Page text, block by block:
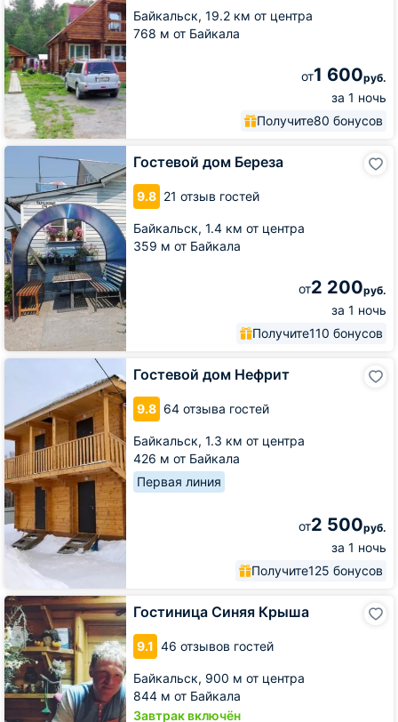
Байкальск, 19.2 км от центра
768 м от Байкала
от1 600руб.
за 1 ночь
Получите80 бонусов
подворье
Гостевой дом Береза
9.8 21 отзыв гостей
Байкальск, 1.4 км от центра
359 м от Байкала
от2 200руб.
за 1 ночь
Получите110 бонусов
Гостевой
Береза
Гостевой дом Нефрит
9.8 64 отзыва гостей
Байкальск, 1.3 км от центра
426 м от Байкала
Первая линия
от2 500руб.
за 1 ночь
Получите125 бонусов
Гостевой
Гостиница Синяя Крыша
9.1 46 отзывов гостей
Байкальск, 900 м от центра
844 м от Байкала
Завтрак включён
Гостиница
Синяя
Крыша